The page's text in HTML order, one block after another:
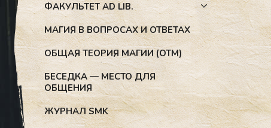
ФАКУЛЬТЕТ AD LIB.
МАГИЯ В ВОПРОСАХ И ОТВЕТАХ
ОБЩАЯ ТЕОРИЯ МАГИИ (ОТМ)
БЕСЕДКА — МЕСТО ДЛЯ
ОБЩЕНИЯ
ЖУРНАЛ SMK